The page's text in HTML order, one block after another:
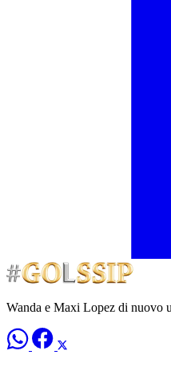
Wanda e Maxi Lopez di nuovo